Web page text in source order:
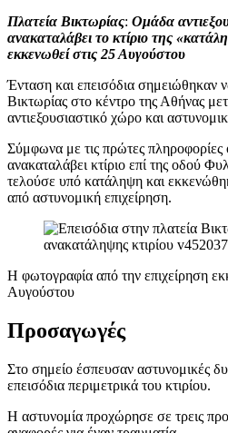
Πλατεία Βικτωρίας: Ομάδα
ανακαταλάβει το κτίριο της
εκκενωθεί στις 25 Αυγούστου
Ένταση και επεισόδια σημειώθηκαν
Βικτωρίας στο κέντρο της Αθήνας
αντιεξουσιαστικό χώρο και
Σύμφωνα με τις πρώτες
ανακαταλάβει κτίριο επί της οδού
τελούσε υπό κατάληψη και
από αστυνομική επιχείρηση.
Η φωτογραφία από την επιχείρηση
Αυγούστου
Προσαγωγές
Στο σημείο έσπευσαν αστυνομικές
επεισόδια περιμετρικά του κτιρίου.
Η αστυνομία προχώρησε σε τρεις